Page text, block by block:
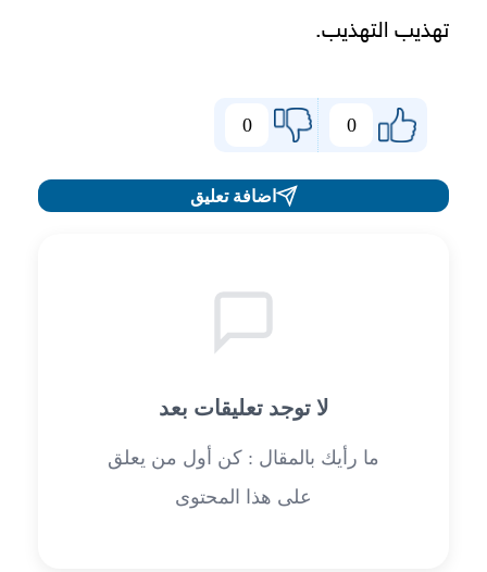
تهذيب التهذيب.
0
0
اضافة تعليق
لا توجد تعليقات بعد
ما رأيك بالمقال : كن أول من يعلق
على هذا المحتوى